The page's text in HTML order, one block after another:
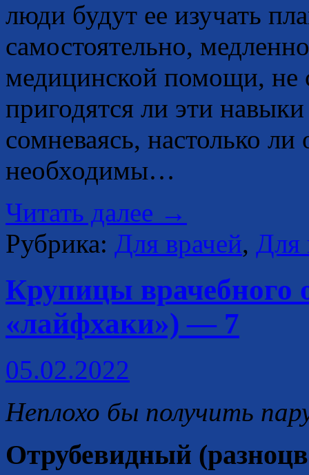
люди будут ее изучать
самостоятельно,
медицинской помощи, не
пригодятся ли эти
сомневаясь, настолько
необходимы…
Читать далее →
Рубрика: Для врачей, Для
Крупицы врачебного
«лайфхаки») — 7
05.02.2022
Неплохо бы получить
Отрубевидный